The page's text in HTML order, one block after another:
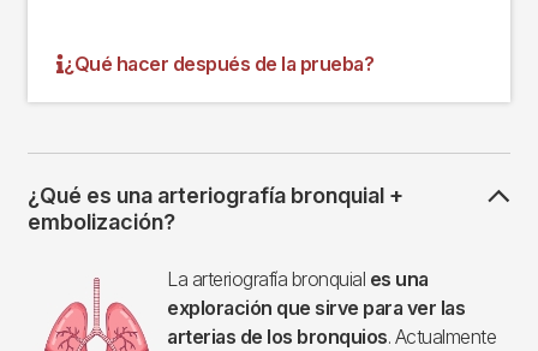
¿Qué hacer después de la prueba?
¿Qué es una arteriografía bronquial +
embolización?
La arteriografía bronquial es una
exploración que sirve para ver las
arterias de los bronquios. Actualmente